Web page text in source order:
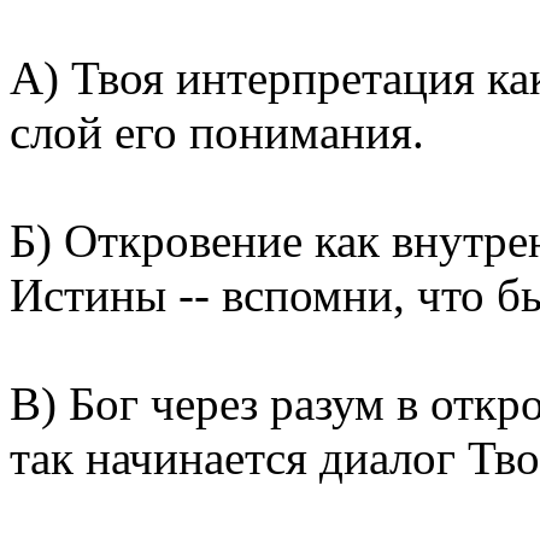
А) Твоя интерпретация
слой его понимания.
Б) Откровение как
Истины -- вспомни, что
В) Бог через разум в
так начинается диалог